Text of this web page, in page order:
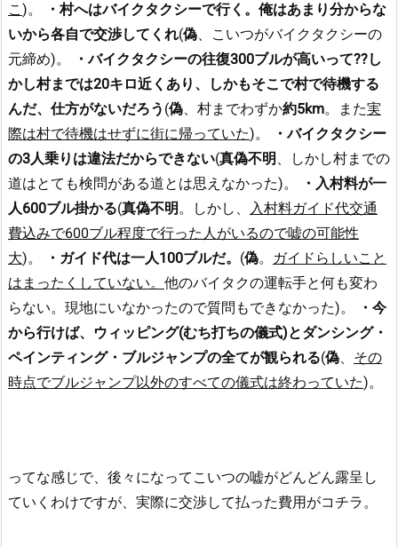
こ)。
・村へはバイクタクシーで行く。俺はあまり分からな
いから各自で交渉してくれ(偽、こいつがバイクタクシーの
元締め)。
・バイクタクシーの往復300ブルが高いって??し
かし村までは20キロ近くあり、しかもそこで村で待機する
んだ、仕方がないだろう (偽、村までわずか約5km。また実
際は村で待機はせずに街に帰っていた)。
・バイクタクシー
の3人乗りは違法だからできない(真偽不明 、しかし村までの
道はとても検問がある道とは思えなかった)。
・入村料が一
人600ブル掛かる(真偽不明。しかし、
入村料ガイド代交通
費込みで600ブル程度で行った人がいるので嘘の可能性
大)。 ・ガイド代は一人100ブルだ。 (偽。
ガイドらしいこと
はまったくしていない。 他のバイタクの運転手と何も変わ
らない。現地にいなかったので質問もできなかった)。
・今
から行けば、ウィッピング(むち打ちの儀式)とダンシング・
ペインティング・ブルジャンプの全てが観られる(偽、 その
時点でブルジャンプ以外のすべての儀式は終わっていた)。
ってな感じで、後々になってこいつの嘘がどんどん露呈し
ていくわけですが、実際に交渉して払った費用がコチラ。